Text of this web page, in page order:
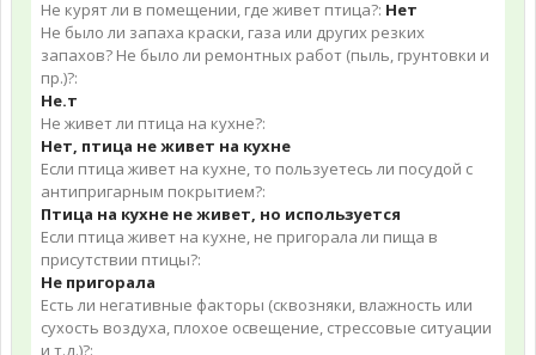
Не курят ли в помещении, где живет птица?: Нет
Не было ли запаха краски, газа или других резких
запахов? Не было ли ремонтных работ (пыль, грунтовки и
пр.)?:
Не.т
Не живет ли птица на кухне?:
Нет, птица не живет на кухне
Если птица живет на кухне, то пользуетесь ли посудой с
антипригарным покрытием?:
Птица на кухне не живет, но используется
Если птица живет на кухне, не пригорала ли пища в
присутствии птицы?:
Не пригорала
Есть ли негативные факторы (сквозняки, влажность или
сухость воздуха, плохое освещение, стрессовые ситуации
и т.д.)?: